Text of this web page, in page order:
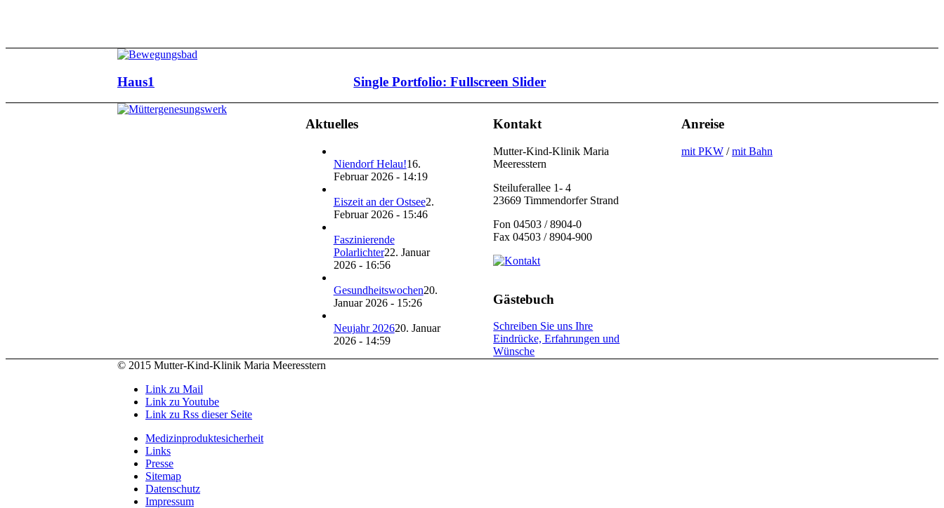
Haus1 Single Portfolio: Fullscreen Slider
Aktuelles
Niendorf Helau!16.
Februar 2026 - 14:19
Eiszeit an der Ostsee2.
Februar 2026 - 15:46
Faszinierende
Polarlichter22. Januar
2026 - 16:56
Gesundheitswochen20.
Januar 2026 - 15:26
Neujahr 202620. Januar
2026 - 14:59
Kontakt
Mutter-Kind-Klinik Maria
Meeresstern
Steiluferallee 1- 4
23669 Timmendorfer Strand
Fon 04503 / 8904-0
Fax 04503 / 8904-900
Gästebuch
Schreiben Sie uns Ihre
Eindrücke, Erfahrungen und
Wünsche
Anreise
mit PKW/mit Bahn
© 2015 Mutter-Kind-Klinik Maria Meeresstern
Link zu Mail
Link zu Youtube
Link zu Rss dieser Seite
Medizinproduktesicherheit
Links
Presse
Sitemap
Datenschutz
Impressum